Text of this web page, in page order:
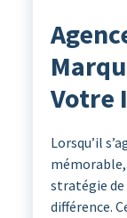
Votre
Lorsqu’il
mémorable,
stratégie
différence.